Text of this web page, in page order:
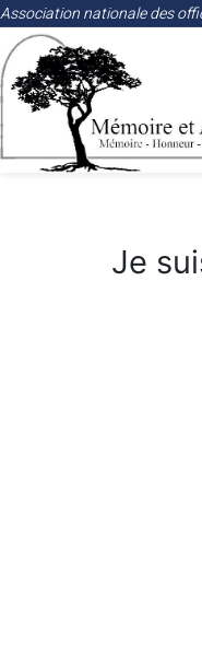
Association nationale des
Je